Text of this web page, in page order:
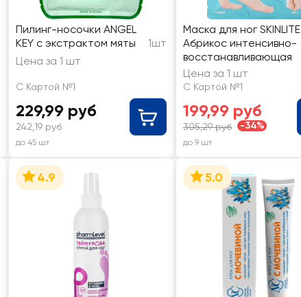
Пилинг-носочки ANGEL
KEY с экстрактом мяты
1шт
Цена за 1 шт
С Картой №1
229,99 руб
242,19 руб
до 45 шт
Маска для ног SKINLITE
Абрикос интенсивно-
восстанавливающая
Цена за 1 шт
С Картой №1
199,99 руб
305,29 руб -34%
до 9 шт
4.9 5.0